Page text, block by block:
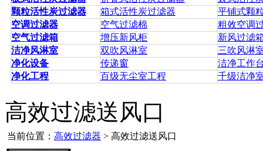
颗粒活性炭过滤器
箱式活性炭过滤器
平铺式颗
空调过滤器
空气过滤棉
粗效空调
空气过滤箱
增压新风柜
新风过滤
洁净风淋室
双吹风淋室
三吹风淋
净化设备
传递窗
洁净工作
净化工程
百级无尘室工程 千级洁净
高效过滤送风口
当前位置： 高效过滤器 > 高效过滤送风口